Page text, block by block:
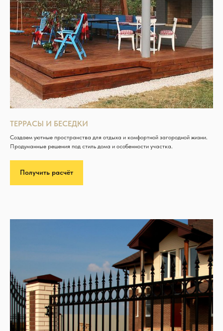
ТЕРРАСЫ И БЕСЕДКИ
Создаем уютные пространства для отдыха и комфортной загородной жизни.
Продуманные решения под стиль дома и особенности участка.
Получить расчёт